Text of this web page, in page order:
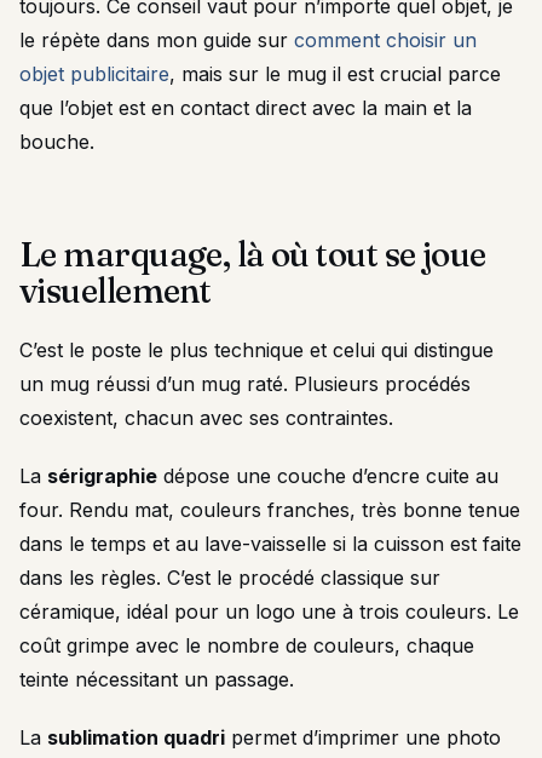
toujours. Ce conseil vaut pour n’importe quel objet, je
le répète dans mon guide sur comment choisir un
objet publicitaire, mais sur le mug il est crucial parce
que l’objet est en contact direct avec la main et la
bouche.
Le marquage, là où tout se joue
visuellement
C’est le poste le plus technique et celui qui distingue
un mug réussi d’un mug raté. Plusieurs procédés
coexistent, chacun avec ses contraintes.
La sérigraphie dépose une couche d’encre cuite au
four. Rendu mat, couleurs franches, très bonne tenue
dans le temps et au lave-vaisselle si la cuisson est faite
dans les règles. C’est le procédé classique sur
céramique, idéal pour un logo une à trois couleurs. Le
coût grimpe avec le nombre de couleurs, chaque
teinte nécessitant un passage.
La sublimation quadri permet d’imprimer une photo